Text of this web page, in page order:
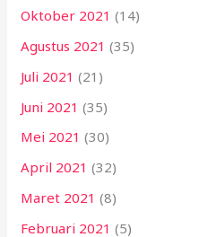
Oktober 2021 (14)
Agustus 2021 (35)
Juli 2021 (21)
Juni 2021 (35)
Mei 2021 (30)
April 2021 (32)
Maret 2021 (8)
Februari 2021 (5)